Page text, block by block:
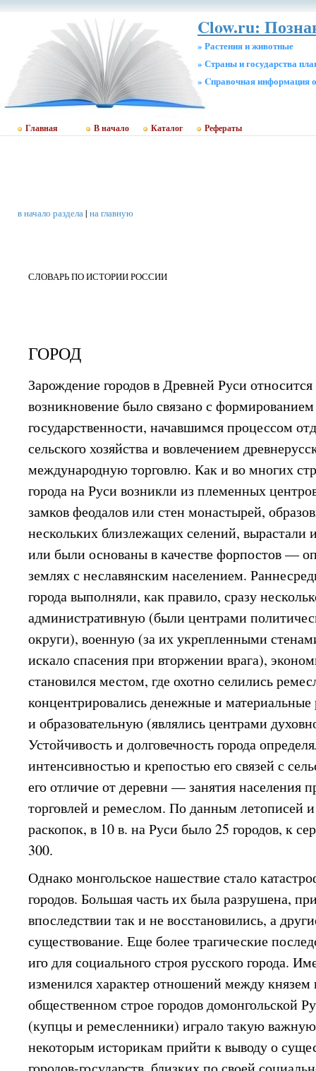
Clow.ru:
» Растения и животные
» Страны и государства
» Cправочная информация
Главная В начало Каталог Рефераты
в начало раздела| на главную
СЛОВАРЬ ПО ИСТОРИИ РОССИИ
ГОРОД
Зарождение городов в Древней Руси
возникновение было связано с
государственности, начавшимся процессом
сельского хозяйства и вовлечением
международную торговлю. Как и во многих
города на Руси возникли из племенных
замков феодалов или стен монастырей,
нескольких близлежащих селений, вырастали
или были основаны в качестве форпостов —
землях с неславянским населением.
города выполняли, как правило, сразу
административную (были центрами
округи), военную (за их укрепленными
искало спасения при вторжении врага),
становился местом, где охотно селились
концентрировались денежные и
и образовательную (являлись центрами
Устойчивость и долговечность города
интенсивностью и крепостью его связей с
его отличие от деревни — занятия населения
торговлей и ремеслом. По данным летописей
раскопок, в 10 в. на Руси было 25 городов, к
300.
Однако монгольское нашествие стало
городов. Большая часть их была разрушена,
впоследствии так и не восстановились, а
существование. Еще более трагические
иго для социального строя русского города.
изменился характер отношений между
общественном строе городов домонгольской
(купцы и ремесленники) играло такую
некоторым историкам прийти к выводу о